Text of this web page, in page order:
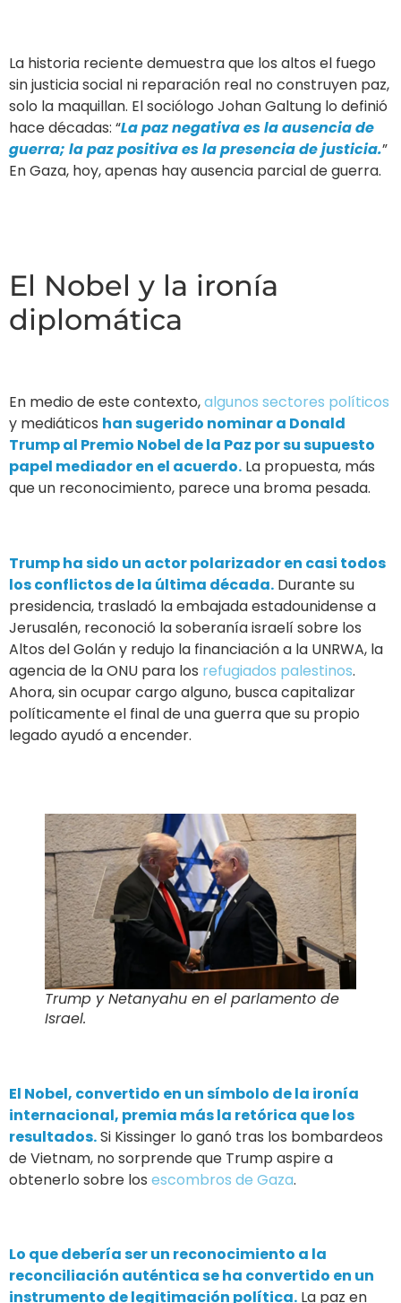
La historia reciente demuestra que los altos el fuego
sin justicia social ni reparación real no construyen paz,
solo la maquillan. El sociólogo Johan Galtung lo definió
hace décadas: “La paz negativa es la ausencia de
guerra; la paz positiva es la presencia de justicia.”
En Gaza, hoy, apenas hay ausencia parcial de guerra.
El Nobel y la ironía
diplomática
En medio de este contexto,algunos sectores políticos
y mediáticos han sugerido nominar a Donald
Trump al Premio Nobel de la Paz por su supuesto
papel mediador en el acuerdo. La propuesta, más
que un reconocimiento, parece una broma pesada.
Trump ha sido un actor polarizador en casi todos
los conflictos de la última década. Durante su
presidencia, trasladó la embajada estadounidense a
Jerusalén, reconoció la soberanía israelí sobre los
Altos del Golán y redujo la financiación a la UNRWA, la
agencia de la ONU para los refugiados palestinos.
Ahora, sin ocupar cargo alguno, busca capitalizar
políticamente el final de una guerra que su propio
legado ayudó a encender.
Trump y Netanyahu en el parlamento de
Israel.
El Nobel, convertido en un símbolo de la ironía
internacional, premia más la retórica que los
resultados.Si Kissinger lo ganó tras los bombardeos
de Vietnam, no sorprende que Trump aspire a
obtenerlo sobre los escombros de Gaza.
Lo que debería ser un reconocimiento a la
reconciliación auténtica se ha convertido en un
instrumento de legitimación política. La paz en